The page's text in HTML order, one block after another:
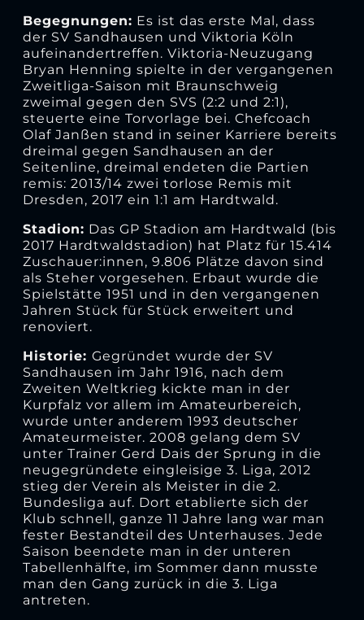
Begegnungen: Es ist das erste Mal, dass
der SV Sandhausen und Viktoria Köln
aufeinandertreffen. Viktoria-Neuzugang
Bryan Henning spielte in der vergangenen
Zweitliga-Saison mit Braunschweig
zweimal gegen den SVS (2:2 und 2:1),
steuerte eine Torvorlage bei. Chefcoach
Olaf Janßen stand in seiner Karriere bereits
dreimal gegen Sandhausen an der
Seitenline, dreimal endeten die Partien
remis: 2013/14 zwei torlose Remis mit
Dresden, 2017 ein 1:1 am Hardtwald.
Stadion: Das GP Stadion am Hardtwald (bis
2017 Hardtwaldstadion) hat Platz für 15.414
Zuschauer:innen, 9.806 Plätze davon sind
als Steher vorgesehen. Erbaut wurde die
Spielstätte 1951 und in den vergangenen
Jahren Stück für Stück erweitert und
renoviert.
Historie: Gegründet wurde der SV
Sandhausen im Jahr 1916, nach dem
Zweiten Weltkrieg kickte man in der
Kurpfalz vor allem im Amateurbereich,
wurde unter anderem 1993 deutscher
Amateurmeister. 2008 gelang dem SV
unter Trainer Gerd Dais der Sprung in die
neugegründete eingleisige 3. Liga, 2012
stieg der Verein als Meister in die 2.
Bundesliga auf. Dort etablierte sich der
Klub schnell, ganze 11 Jahre lang war man
fester Bestandteil des Unterhauses. Jede
Saison beendete man in der unteren
Tabellenhälfte, im Sommer dann musste
man den Gang zurück in die 3. Liga
antreten.